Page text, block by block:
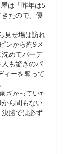
は「昨年は5
たので、優
見せ場は訪れ
ンから約9メ
めてバーデ
も驚きのパ
ィーを奪って
ざかっていた
ら間もない
勝では必ず